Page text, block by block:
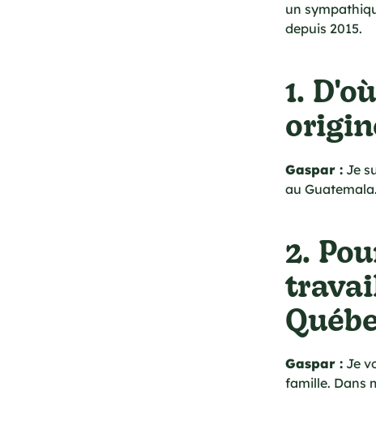
un
depuis 2015.
1.
Gaspar : Je
au Guatemala.
2.
Gaspar : Je
famille. Dans